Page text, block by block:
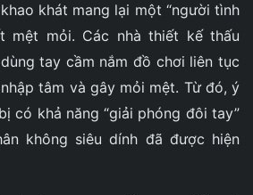
khát mang lại một “người tình
mệt mỏi. Các nhà thiết kế thấu
tay cầm nắm đồ chơi liên tục
tâm và gây mỏi mệt. Từ đó, ý
có khả năng “giải phóng đôi tay”
không siêu dính đã được hiện